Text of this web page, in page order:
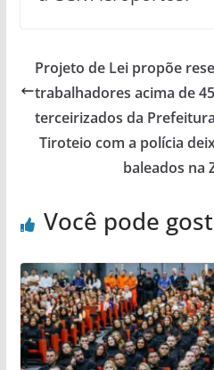
Projeto de Lei propõe
trabalhadores acima de
terceirizados da Prefeitura
Tiroteio com a polícia
baleados na
Você pode